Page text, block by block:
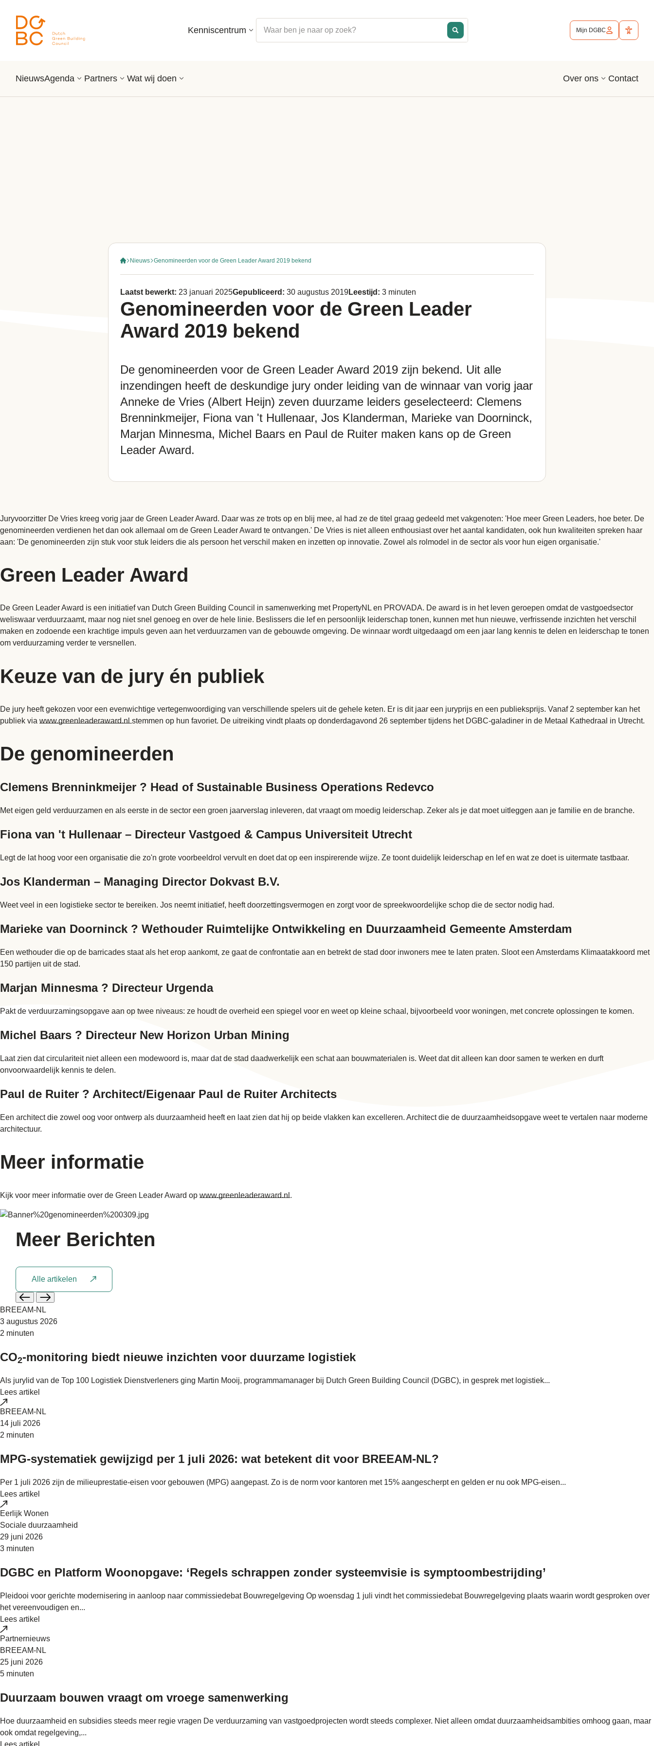
Kenniscentrum Mijn DGBC
NieuwsAgenda Partners Wat wij doen Over ons Contact
Nieuws Genomineerden voor de Green Leader Award 2019 bekend
Laatst bewerkt: 23 januari 2025Gepubliceerd: 30 augustus 2019Leestijd: 3 minuten
Genomineerden voor de Green Leader
Award 2019 bekend
De genomineerden voor de Green Leader Award 2019 zijn bekend. Uit alle
inzendingen heeft de deskundige jury onder leiding van de winnaar van vorig jaar
Anneke de Vries (Albert Heijn) zeven duurzame leiders geselecteerd: Clemens
Brenninkmeijer, Fiona van 't Hullenaar, Jos Klanderman, Marieke van Doorninck,
Marjan Minnesma, Michel Baars en Paul de Ruiter maken kans op de Green
Leader Award.
Juryvoorzitter De Vries kreeg vorig jaar de Green Leader Award. Daar was ze trots op en blij mee, al had ze de titel graag gedeeld met vakgenoten: 'Hoe meer Green Leaders, hoe beter. De
genomineerden verdienen het dan ook allemaal om de Green Leader Award te ontvangen.' De Vries is niet alleen enthousiast over het aantal kandidaten, ook hun kwaliteiten spreken haar
aan: 'De genomineerden zijn stuk voor stuk leiders die als persoon het verschil maken en inzetten op innovatie. Zowel als rolmodel in de sector als voor hun eigen organisatie.'
Green Leader Award
De Green Leader Award is een initiatief van Dutch Green Building Council in samenwerking met PropertyNL en PROVADA. De award is in het leven geroepen omdat de vastgoedsector
weliswaar verduurzaamt, maar nog niet snel genoeg en over de hele linie. Beslissers die lef en persoonlijk leiderschap tonen, kunnen met hun nieuwe, verfrissende inzichten het verschil
maken en zodoende een krachtige impuls geven aan het verduurzamen van de gebouwde omgeving. De winnaar wordt uitgedaagd om een jaar lang kennis te delen en leiderschap te tonen
om verduurzaming verder te versnellen.
Keuze van de jury én publiek
De jury heeft gekozen voor een evenwichtige vertegenwoordiging van verschillende spelers uit de gehele keten. Er is dit jaar een juryprijs en een publieksprijs. Vanaf 2 september kan het
publiek via www.greenleaderaward.nl stemmen op hun favoriet. De uitreiking vindt plaats op donderdagavond 26 september tijdens het DGBC-galadiner in de Metaal Kathedraal in Utrecht.
De genomineerden
Clemens Brenninkmeijer ? Head of Sustainable Business Operations Redevco
Met eigen geld verduurzamen en als eerste in de sector een groen jaarverslag inleveren, dat vraagt om moedig leiderschap. Zeker als je dat moet uitleggen aan je familie en de branche.
Fiona van 't Hullenaar – Directeur Vastgoed & Campus Universiteit Utrecht
Legt de lat hoog voor een organisatie die zo'n grote voorbeeldrol vervult en doet dat op een inspirerende wijze. Ze toont duidelijk leiderschap en lef en wat ze doet is uitermate tastbaar.
Jos Klanderman – Managing Director Dokvast B.V.
Weet veel in een logistieke sector te bereiken. Jos neemt initiatief, heeft doorzettingsvermogen en zorgt voor de spreekwoordelijke schop die de sector nodig had.
Marieke van Doorninck ? Wethouder Ruimtelijke Ontwikkeling en Duurzaamheid Gemeente Amsterdam
Een wethouder die op de barricades staat als het erop aankomt, ze gaat de confrontatie aan en betrekt de stad door inwoners mee te laten praten. Sloot een Amsterdams Klimaatakkoord met
150 partijen uit de stad.
Marjan Minnesma ? Directeur Urgenda
Pakt de verduurzamingsopgave aan op twee niveaus: ze houdt de overheid een spiegel voor en weet op kleine schaal, bijvoorbeeld voor woningen, met concrete oplossingen te komen.
Michel Baars ? Directeur New Horizon Urban Mining
Laat zien dat circulariteit niet alleen een modewoord is, maar dat de stad daadwerkelijk een schat aan bouwmaterialen is. Weet dat dit alleen kan door samen te werken en durft
onvoorwaardelijk kennis te delen.
Paul de Ruiter ? Architect/Eigenaar Paul de Ruiter Architects
Een architect die zowel oog voor ontwerp als duurzaamheid heeft en laat zien dat hij op beide vlakken kan excelleren. Architect die de duurzaamheidsopgave weet te vertalen naar moderne
architectuur.
Meer informatie
Kijk voor meer informatie over de Green Leader Award op www.greenleaderaward.nl .
Meer Berichten
Alle artikelen
BREEAM-NL
3 augustus 2026
2 minuten
CO2-monitoring biedt nieuwe inzichten voor duurzame logistiek
Als jurylid van de Top 100 Logistiek Dienstverleners ging Martin Mooij, programmamanager bij Dutch Green Building Council (DGBC), in gesprek met logistiek...
Lees artikel
BREEAM-NL
14 juli 2026
2 minuten
MPG-systematiek gewijzigd per 1 juli 2026: wat betekent dit voor BREEAM-NL?
Per 1 juli 2026 zijn de milieuprestatie-eisen voor gebouwen (MPG) aangepast. Zo is de norm voor kantoren met 15% aangescherpt en gelden er nu ook MPG-eisen...
Lees artikel
Eerlijk Wonen
Sociale duurzaamheid
29 juni 2026
3 minuten
DGBC en Platform Woonopgave: ‘Regels schrappen zonder systeemvisie is symptoombestrijding’
Pleidooi voor gerichte modernisering in aanloop naar commissiedebat Bouwregelgeving Op woensdag 1 juli vindt het commissiedebat Bouwregelgeving plaats waarin wordt gesproken over
het vereenvoudigen en...
Lees artikel
Partnernieuws
BREEAM-NL
25 juni 2026
5 minuten
Duurzaam bouwen vraagt om vroege samenwerking
Hoe duurzaamheid en subsidies steeds meer regie vragen De verduurzaming van vastgoedprojecten wordt steeds complexer. Niet alleen omdat duurzaamheidsambities omhoog gaan, maar
ook omdat regelgeving,...
Lees artikel